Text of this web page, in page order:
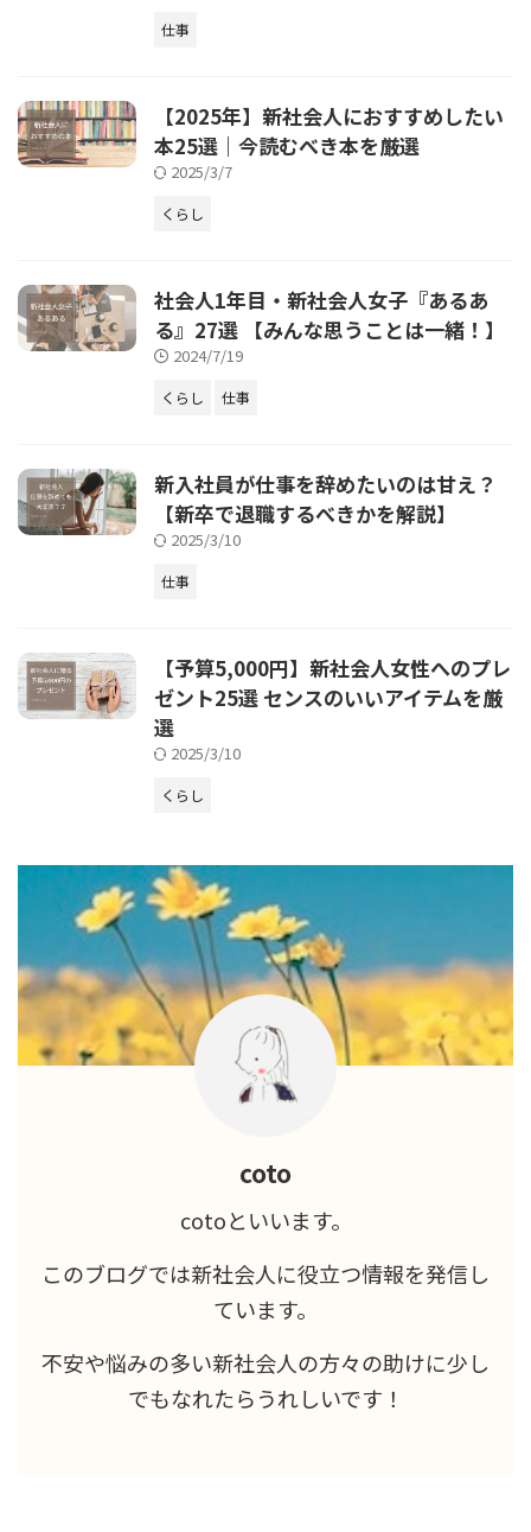
仕事
【2025年】新社会人におすすめしたい
本25選｜今読むべき本を厳選
2025/3/7
くらし
社会人1年目・新社会人女子『あるあ
る』27選 【みんな思うことは一緒！】
2024/7/19
くらし 仕事
新入社員が仕事を辞めたいのは甘え？
【新卒で退職するべきかを解説】
2025/3/10
仕事
【予算5,000円】新社会人女性へのプレ
ゼント25選 センスのいいアイテムを厳
選
2025/3/10
くらし
coto
cotoといいます。
このブログでは新社会人に役立つ情報を発信し
ています。
不安や悩みの多い新社会人の方々の助けに少し
でもなれたらうれしいです！